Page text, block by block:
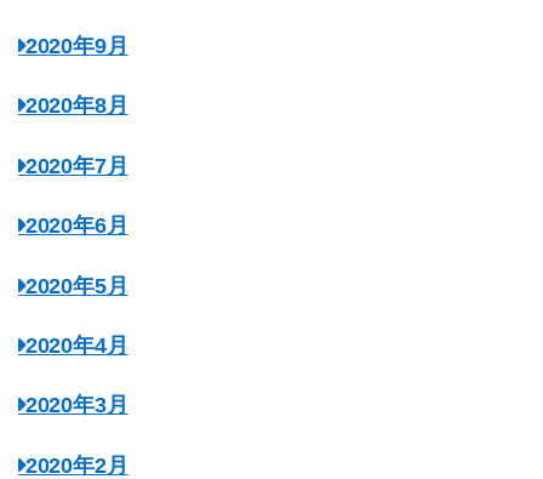
2020年9月
2020年8月
2020年7月
2020年6月
2020年5月
2020年4月
2020年3月
2020年2月